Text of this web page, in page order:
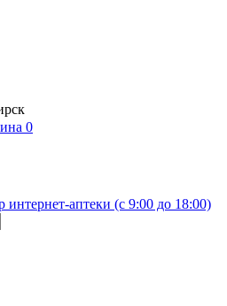
0
интернет-аптеки (с 9:00 до 18:00)